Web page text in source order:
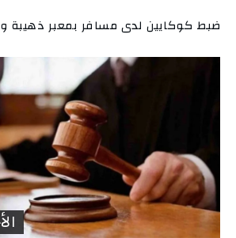
ضبط كوكايين لدى مسافر بمعبر ذهيبة